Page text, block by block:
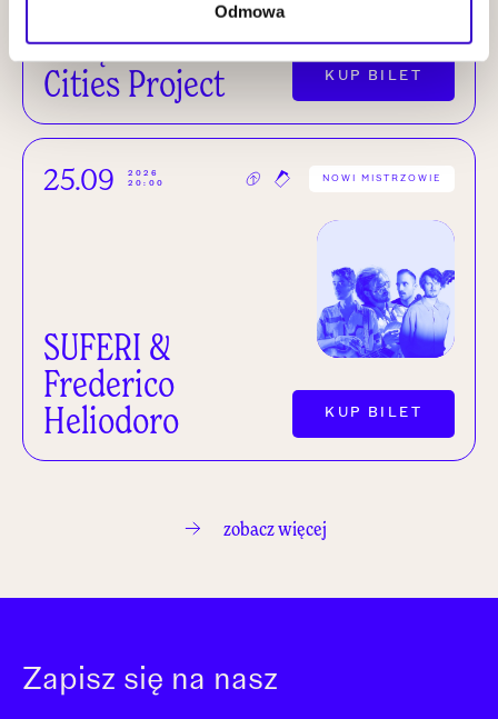
Odmowa
Prządka Three
Cities Project
KUP BILET
25.09
2026
20:00
NOWI MISTRZOWIE
SUFERI &
Frederico
Heliodoro
KUP BILET
zobacz więcej
Zapisz się na nasz